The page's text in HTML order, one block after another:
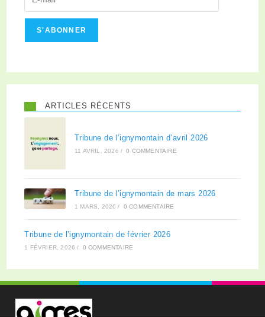
S'ABONNER
ARTICLES RÉCENTS
Tribune de l’ignymontain d’avril 2026
11 AVRIL, 2026 / 0 COMMENTAIRE
Tribune de l’ignymontain de mars 2026
1 MARS, 2026 / 0 COMMENTAIRE
Tribune de l’ignymontain de février 2026
1 FÉVRIER, 2026 / 0 COMMENTAIRE